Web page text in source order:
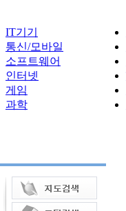
IT기기
통신/모바일
소프트웨어
인터넷
게임
과학